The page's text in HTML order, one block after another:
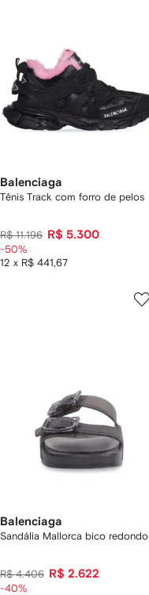
Balenciaga
Tênis Track com forro de pelos
R$ 11.196 R$ 5.300
12 x R$ 441,67
-50%
Balenciaga
Sandália Mallorca bico redondo
R$ 4.406 R$ 2.622
-40%